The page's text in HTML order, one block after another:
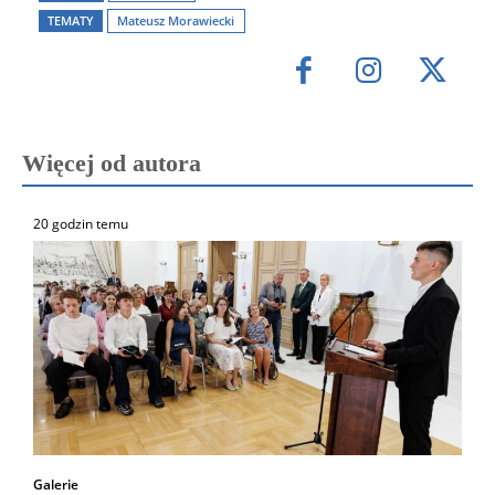
TEMATY
Mateusz Morawiecki
Więcej od autora
20 godzin temu
Galerie